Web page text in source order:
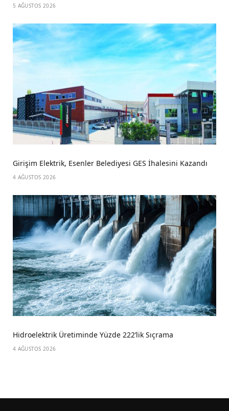
5 AĞUSTOS 2026
Girişim Elektrik, Esenler Belediyesi GES İhalesini Kazandı
4 AĞUSTOS 2026
Hidroelektrik Üretiminde Yüzde 222’lik Sıçrama
4 AĞUSTOS 2026